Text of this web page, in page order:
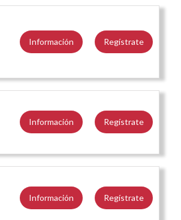
Información Regístrate
Información Regístrate
Información Regístrate